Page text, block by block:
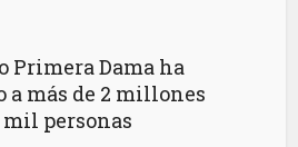
Primera Dama ha
a más de 2 millones
mil personas